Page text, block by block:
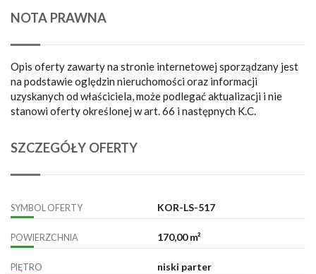
NOTA PRAWNA
Opis oferty zawarty na stronie internetowej sporządzany jest
na podstawie oględzin nieruchomości oraz informacji
uzyskanych od właściciela, może podlegać aktualizacji i nie
stanowi oferty określonej w art. 66 i następnych K.C.
SZCZEGÓŁY OFERTY
SYMBOL OFERTY KOR-LS-517
POWIERZCHNIA 170,00 m²
PIĘTRO niski parter